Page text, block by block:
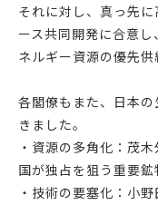
それに対し、真っ先
ース共同開発に合意
ネルギー資源の優先供
各閣僚もまた、日本
きました。
・資源の多角化：茂
国が独占を狙う重要鉱
・技術の要塞化：小